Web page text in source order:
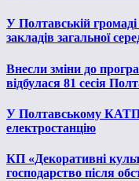
У Полтавській
закладів загальної
Внесли зміни до
відбулася 81 сесія
У Полтавському
електростанцію
КП «Декоративні
господарство після